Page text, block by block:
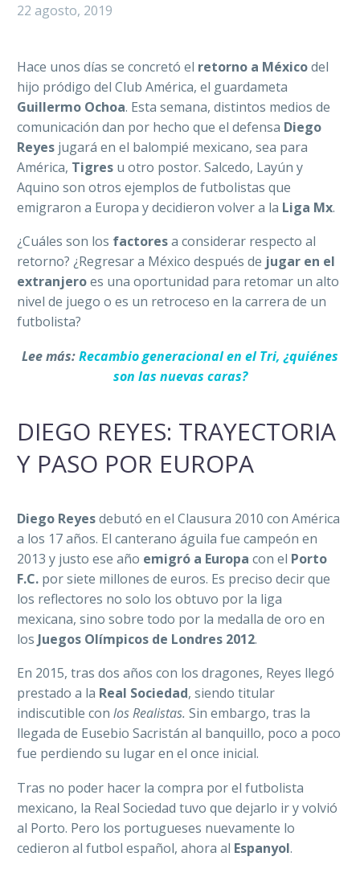
22 agosto, 2019
Hace unos días se concretó el retorno a Méxicodel
hijo pródigo del Club América, el guardameta
Guillermo Ochoa. Esta semana, distintos medios de
comunicación dan por hecho que el defensa Diego
Reyes jugará en el balompié mexicano, sea para
América, Tigres u otro postor. Salcedo, Layún y
Aquino son otros ejemplos de futbolistas que
emigraron a Europa y decidieron volver a la Liga Mx.
¿Cuáles son los factoresa considerar respecto al
retorno? ¿Regresar a México después de jugar en el
extranjeroes una oportunidad para retomar un alto
nivel de juego o es un retroceso en la carrera de un
futbolista?
Lee más:Recambio generacional en el Tri, ¿quiénes
son las nuevas caras?
DIEGO REYES: TRAYECTORIA
Y PASO POR EUROPA
Diego Reyesdebutó en el Clausura 2010 con América
a los 17 años. El canterano águila fue campeón en
2013 y justo ese año emigró a Europa con el Porto
F.C. por siete millones de euros. Es preciso decir que
los reflectores no solo los obtuvo por la liga
mexicana, sino sobre todo por la medalla de oro en
los Juegos Olímpicos de Londres 2012.
En 2015, tras dos años con los dragones, Reyes llegó
prestado a la Real Sociedad, siendo titular
indiscutible con los Realistas. Sin embargo, tras la
llegada de Eusebio Sacristán al banquillo, poco a poco
fue perdiendo su lugar en el once inicial.
Tras no poder hacer la compra por el futbolista
mexicano, la Real Sociedad tuvo que dejarlo ir y volvió
al Porto. Pero los portugueses nuevamente lo
cedieron al futbol español, ahora al Espanyol.